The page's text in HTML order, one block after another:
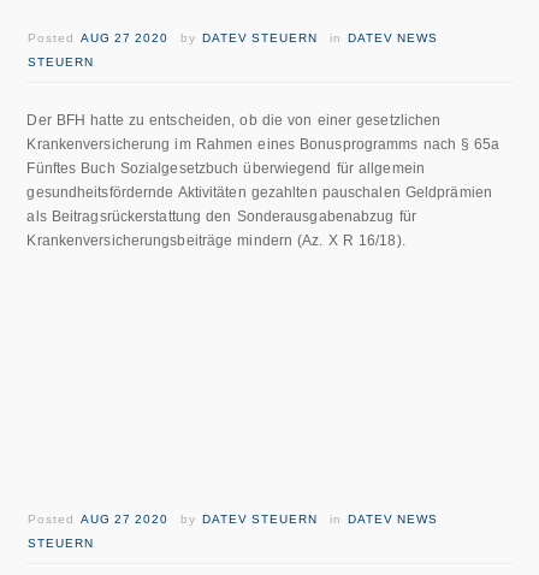
PostedAUG 27 2020 byDATEV STEUERN inDATEV NEWS
STEUERN
Der BFH hatte zu entscheiden, ob die von einer gesetzlichen
Krankenversicherung im Rahmen eines Bonusprogramms nach § 65a
Fünftes Buch Sozialgesetzbuch überwiegend für allgemein
gesundheitsfördernde Aktivitäten gezahlten pauschalen Geldprämien
als Beitragsrückerstattung den Sonderausgabenabzug für
Krankenversicherungsbeiträge mindern (Az. X R 16/18).
PostedAUG 27 2020 byDATEV STEUERN inDATEV NEWS
STEUERN